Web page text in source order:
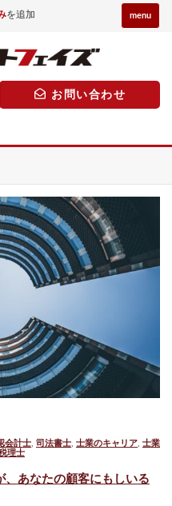
を追加 menu
お問い合わせ
会計士 司法書士 士業のキャリア 士業
理士
あなたの顧客にもしいる